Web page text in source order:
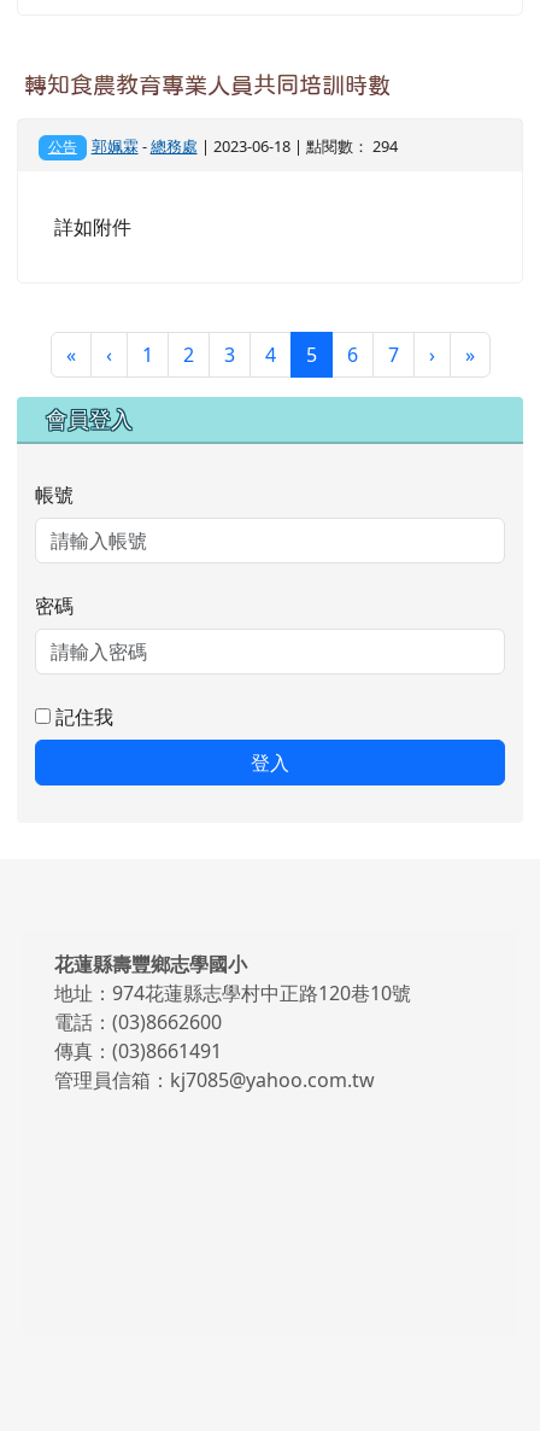
轉知食農教育專業人員共同培訓時數
公告 郭姵霖-總務處 | 2023-06-18 | 點閱數： 294
詳如附件
«第一頁
‹上一頁
1 2 3 4 5(目前頁次)
6 7 ›下一頁
»最後頁
右邊區域內容
會員登入
帳號
密碼
記住我
登入
頁尾區域內容
花蓮縣壽豐鄉志學國小
地址：974花蓮縣志學村中正路120巷10號
電話：(03)8662600
傳真：(03)8661491
管理員信箱：kj7085@yahoo.com.tw